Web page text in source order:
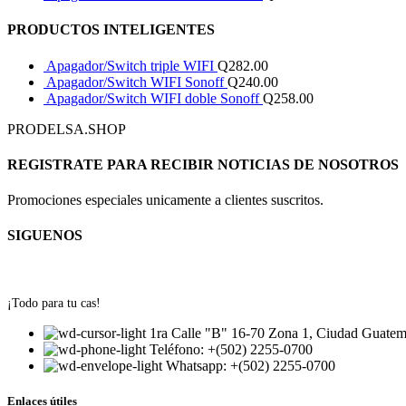
PRODUCTOS INTELIGENTES
Apagador/Switch triple WIFI Q282.00
Apagador/Switch WIFI SonoffQ240.00
Apagador/Switch WIFI doble SonoffQ258.00
PRODELSA.SHOP
REGISTRATE PARA RECIBIR NOTICIAS DE NOSOTROS
Promociones especiales unicamente a clientes suscritos.
SIGUENOS
¡Todo para tu cas!
1ra Calle "B" 16-70 Zona 1, Ciudad
Teléfono: +(502) 2255-0700
Whatsapp: +(502) 2255-0700
Enlaces útiles